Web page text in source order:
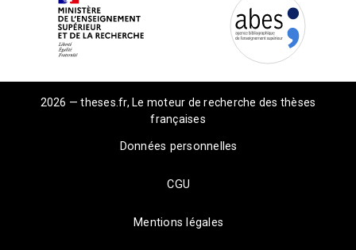
2026 — theses.fr, Le moteur de recherche des thèses
françaises
Données personnelles
CGU
Mentions légales